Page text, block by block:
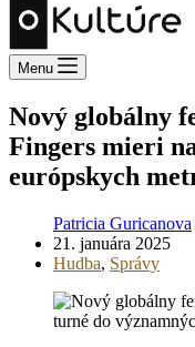
Menu
Nový globálny
Fingers mieri
európskych
Patricia Guricanova
21. januára 2025
Hudba, Správy